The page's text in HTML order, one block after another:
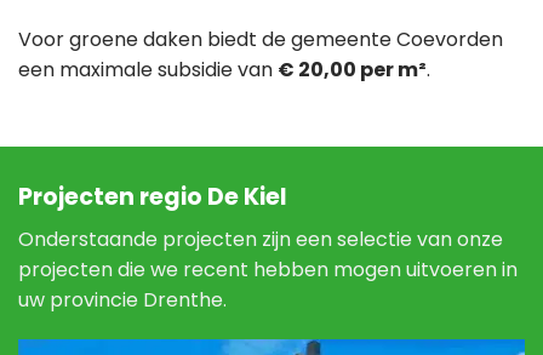
Voor groene daken biedt de gemeente Coevorden
een maximale subsidie van € 20,00 per m².
Projecten regio De Kiel
Onderstaande projecten zijn een selectie van onze
projecten die we recent hebben mogen uitvoeren in
uw provincie Drenthe.